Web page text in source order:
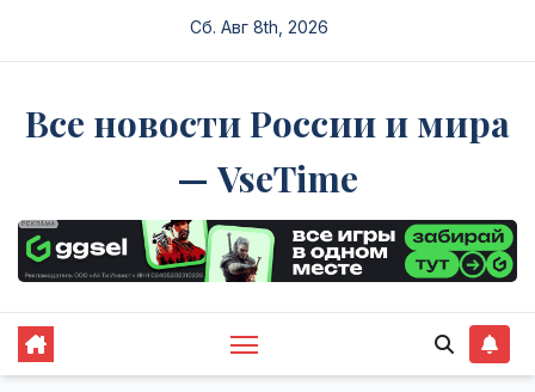
Сб. Авг 8th, 2026
Все новости России и мира
— VseTime